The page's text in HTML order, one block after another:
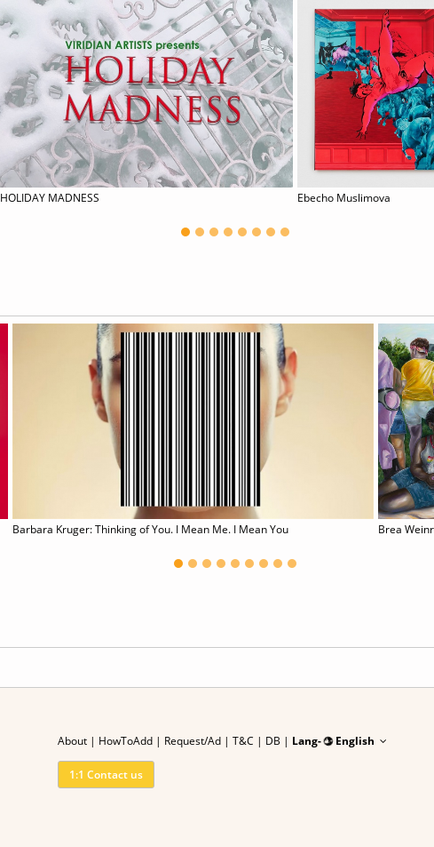
HOLIDAY MADNESS Ebecho Muslimova
Barbara Kruger: Thinking of You. I Mean Me. I Mean You Brea
About| HowToAdd| Request/Ad | T&C | DB | Lang- English
1:1 Contact us